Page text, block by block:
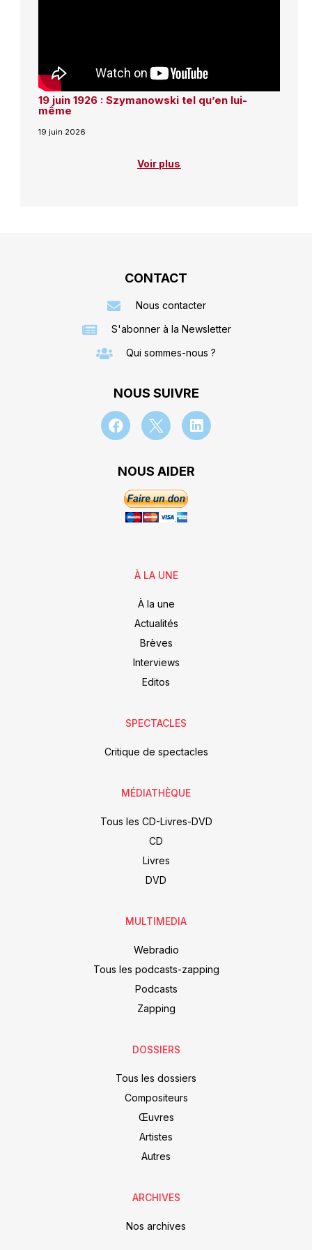
19 juin 1926 : Szymanowski tel qu’en lui-
même
19 juin 2026
Voir plus
CONTACT
Nous contacter
S'abonner à la Newsletter
Qui sommes-nous ?
NOUS SUIVRE
NOUS AIDER
À LA UNE
À la une
Actualités
Brèves
Interviews
Editos
SPECTACLES
Critique de spectacles
MÉDIATHÈQUE
Tous les CD-Livres-DVD
CD
Livres
DVD
MULTIMEDIA
Webradio
Tous les podcasts-zapping
Podcasts
Zapping
DOSSIERS
Tous les dossiers
Compositeurs
Œuvres
Artistes
Autres
ARCHIVES
Nos archives